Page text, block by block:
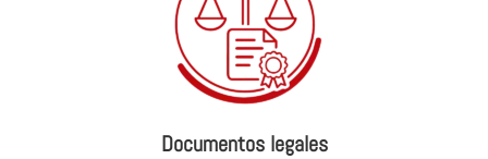
Documentos legales